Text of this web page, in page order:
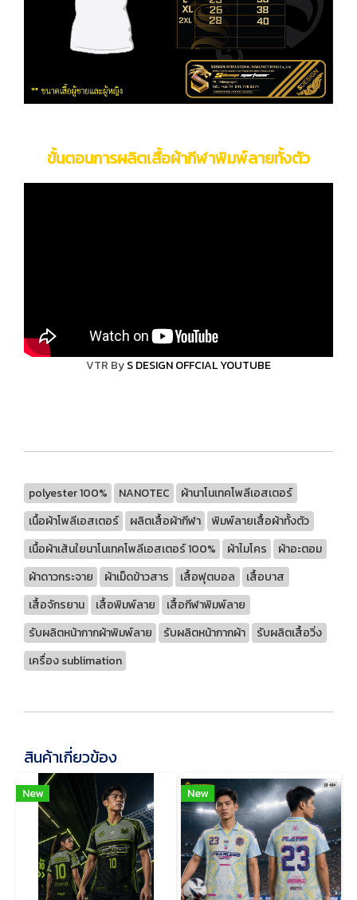
ขั้นตอนการผลิตเสื้อผ้ากีฬาพิมพ์ลายทั้งตัว
VTR ByS DESIGN OFFCIAL YOUTUBE
polyester 100% NANOTEC
ผ้านาโนเทคโพลีเอสเตอร์
เนื้อผ้าโพลีเอสเตอร์
ผลิตเสื้อผ้ากีฬา
พิมพ์ลายเสื้อผ้าทั้งตัว
เนื้อผ้าเส้นใยนาโนเทคโพลีเอสเตอร์ 100%
ผ้าไมโคร
ผ้าอะตอม
ผ้าดาวกระจาย
ผ้าเม็ดข้าวสาร เสื้อฟุตบอล
เสื้อบาส
เสื้อจักรยาน
เสื้อพิมพ์ลาย
เสื้อกีฬาพิมพ์ลาย
รับผลิตหน้ากากผ้าพิมพ์ลาย
รับผลิตหน้ากากผ้า
รับผลิตเสื้อวิ่ง
เครื่อง sublimation
สินค้าเกี่ยวข้อง
New New